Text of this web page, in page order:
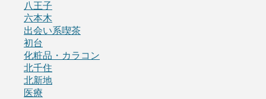
八王子
六本木
出会い系喫茶
初台
化粧品・カラコン
北千住
北新地
医療